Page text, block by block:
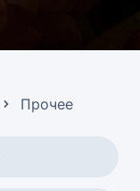
Прочее